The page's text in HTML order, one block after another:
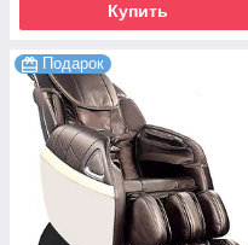
Купить
Подарок